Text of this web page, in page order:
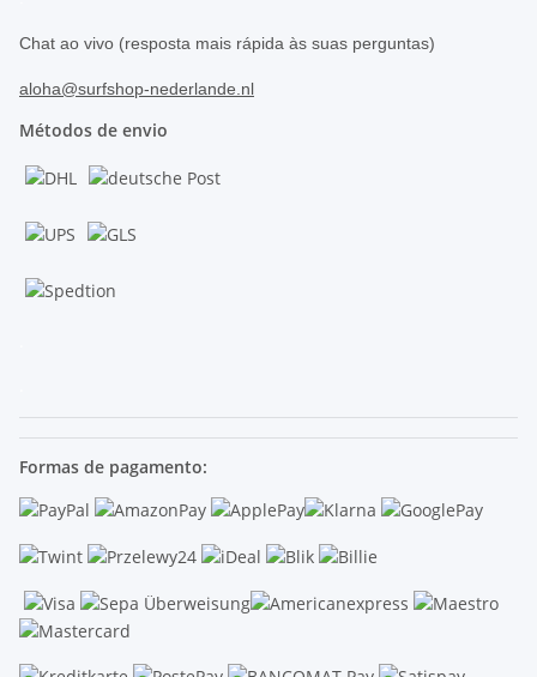
Chat ao vivo (resposta mais rápida às suas perguntas)
aloha@surfshop-nederlande.nl
Métodos de envio
Formas de pagamento: